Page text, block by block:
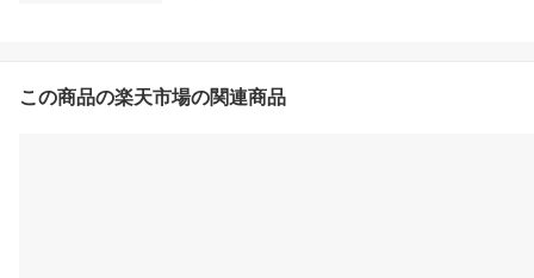
この商品の楽天市場の関連商品